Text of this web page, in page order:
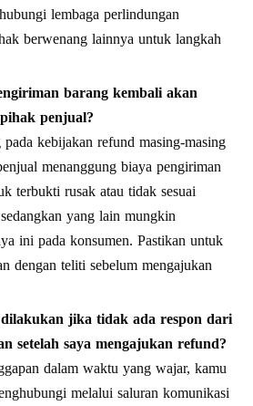
lembaga perlindungan
berwenang lainnya untuk langkah
barang kembali akan
penjual?
kebijakan refund masing-masing
menanggung biaya pengiriman
terbukti rusak atau tidak sesuai
yang lain mungkin
ini pada konsumen. Pastikan untuk
dengan teliti sebelum mengajukan
jika tidak ada respon dari
setelah saya mengajukan refund?
dalam waktu yang wajar, kamu
melalui saluran komunikasi